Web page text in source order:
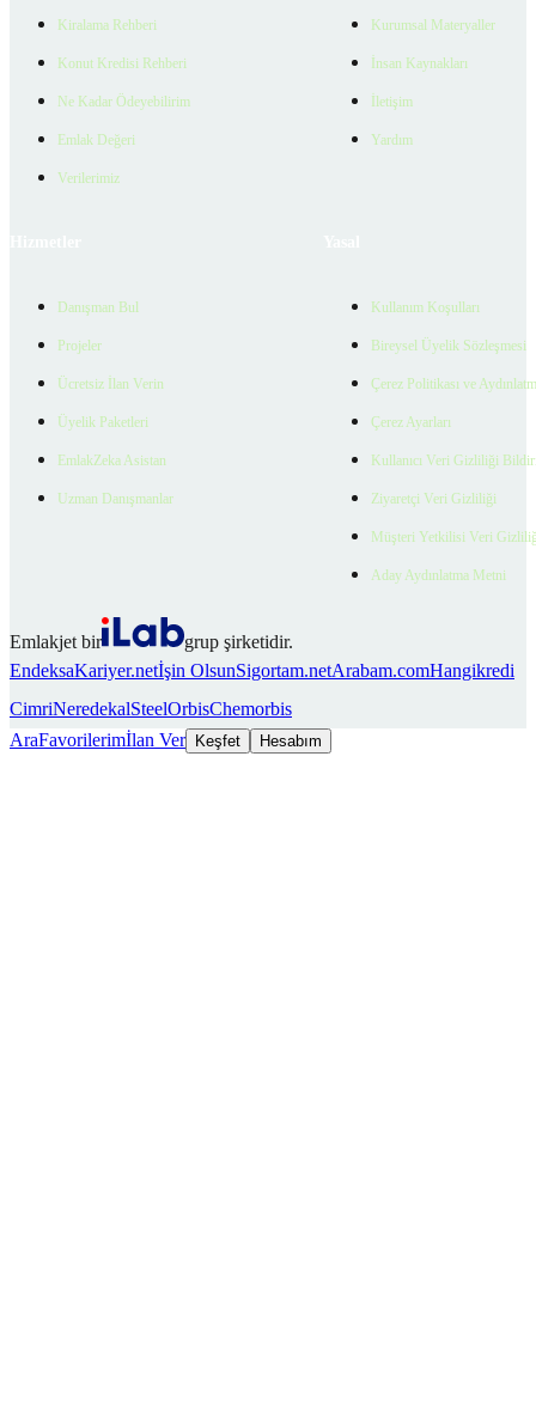
Kiralama Rehberi
Konut Kredisi Rehberi
Ne Kadar Ödeyebilirim
Emlak Değeri
Verilerimiz
Kurumsal Materyaller
İnsan Kaynakları
İletişim
Yardım
Danışman Bul
Projeler
Ücretsiz İlan Verin
Üyelik Paketleri
EmlakZeka Asistan
Uzman Danışmanlar
Kullanım Koşulları
Bireysel Üyelik Sözleşmesi
Çerez Politikası ve
Çerez Ayarları
Kullanıcı Veri Gizliliği
Ziyaretçi Veri Gizliliği
Müşteri Yetkilisi Veri
Aday Aydınlatma Metni
Emlakjet bir
grup şirketidir.
EndeksaKariyer.netİşin OlsunSigortam.netArabam.comHangikredi
CimriNeredekalSteelOrbisChemorbis
AraFavorilerimİlan Ver Keşfet Hesabım